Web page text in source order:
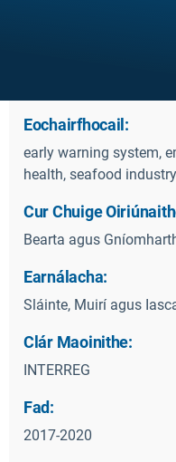
Eochairfhocail:
early warning system,
health, seafood industry
Cur Chuige
Bearta agus
Earnálacha:
Sláinte, Muirí agus
Clár Maoinithe:
INTERREG
Fad:
2017-2020